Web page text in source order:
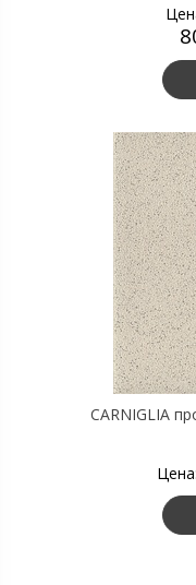
CARNIGLIA
Цена: